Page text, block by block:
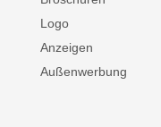
Logo
Anzeigen
Außenwerbung